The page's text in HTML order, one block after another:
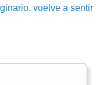
vuelve a sentir